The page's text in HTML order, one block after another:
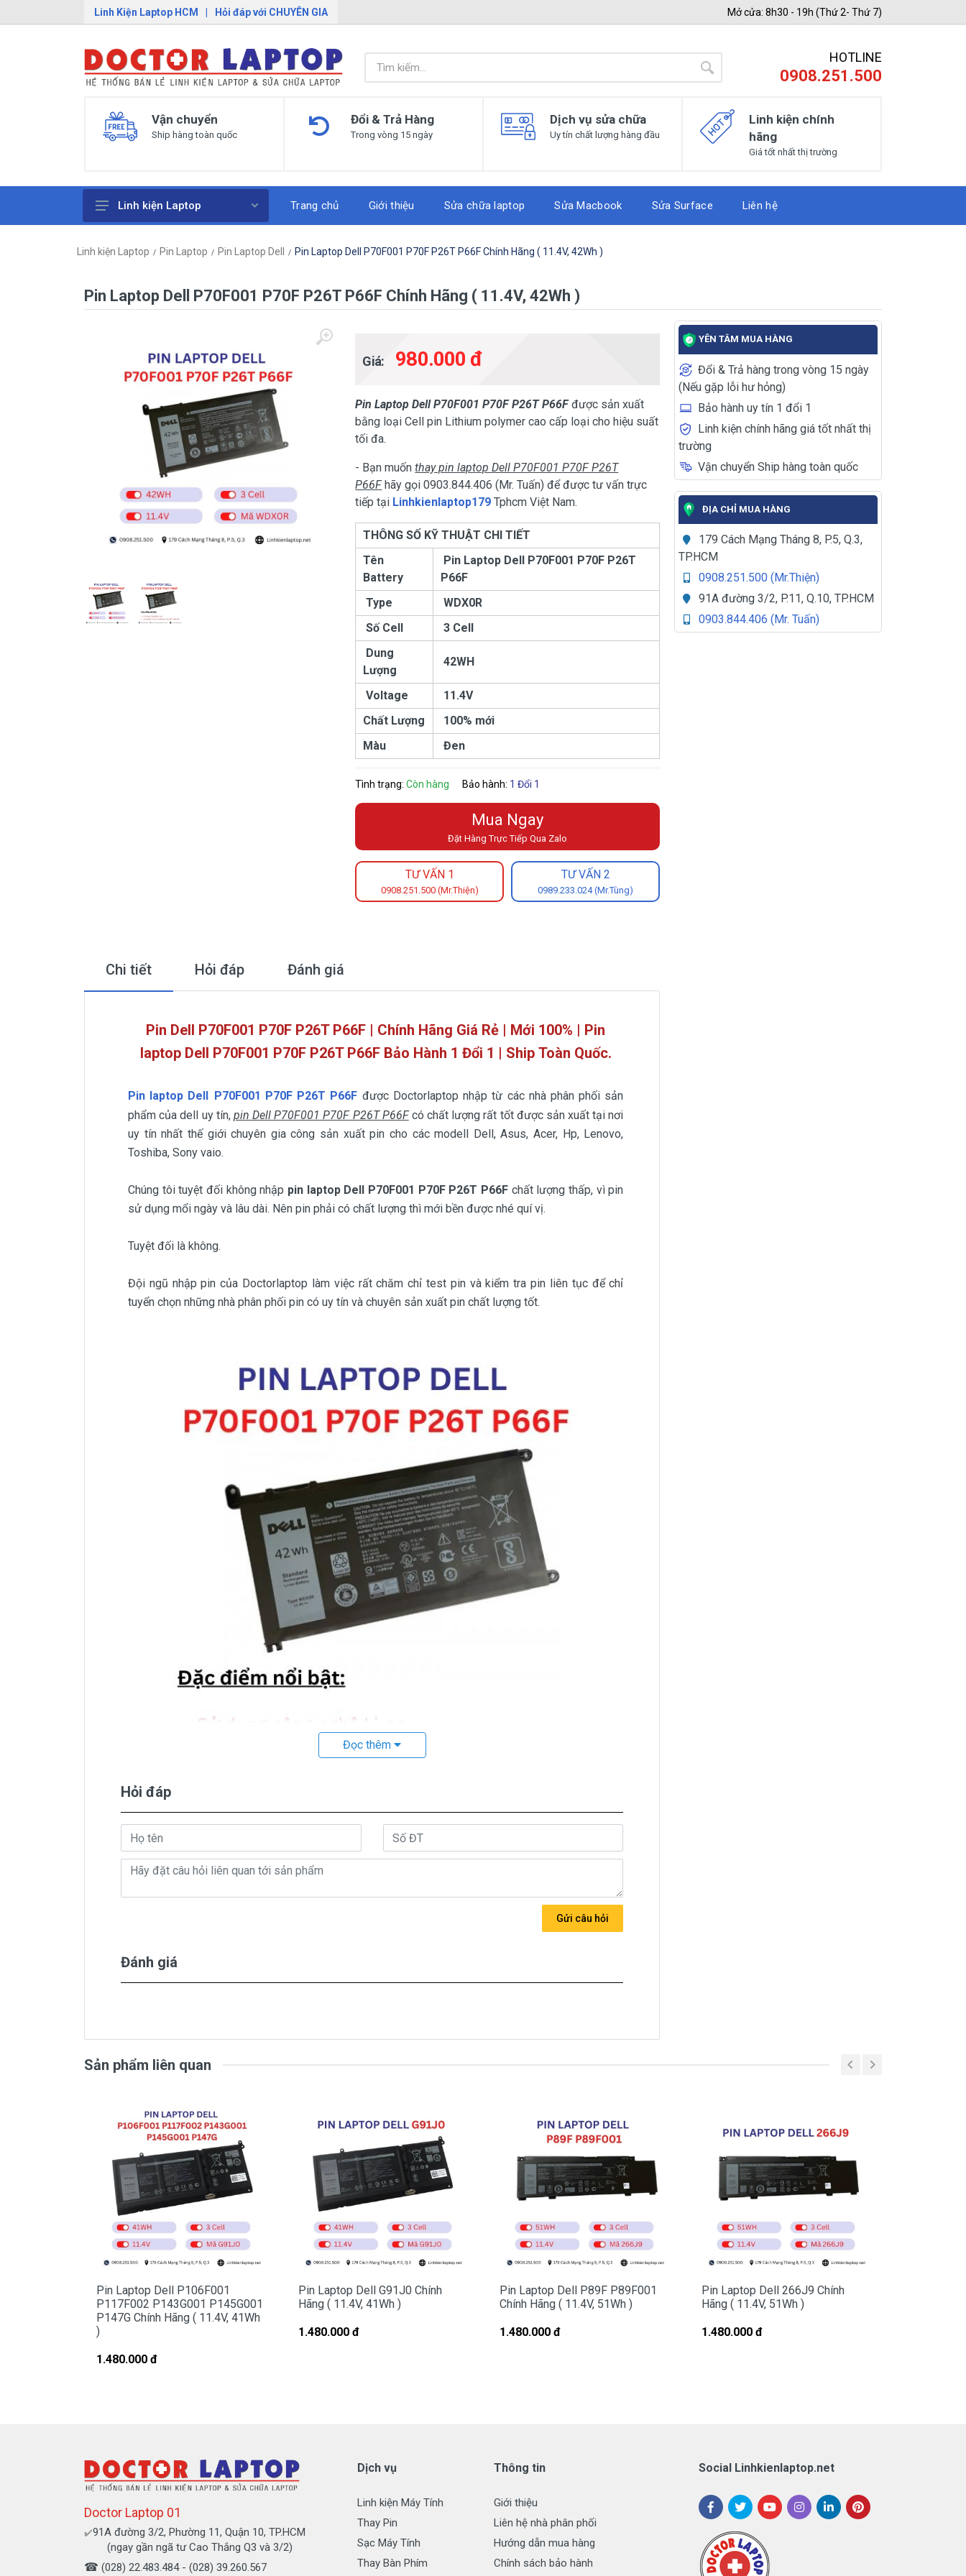
Linh Kiện Laptop HCM | Hỏi đáp với CHUYÊN GIA Mở cửa: 8h30 - 19h (Thứ 2- Thứ 7)
HOTLINE
0908.251.500
Vận chuyển
Ship hàng toàn quốc
Đổi & Trả Hàng
Trong vòng 15 ngày
Dịch vụ sửa chữa
Uy tín chất lượng hàng đầu
Linh kiện chính
hãng
Giá tốt nhất thị trường
Bàn Phím Laptop
Ổ cứng SSD laptop
Dịch vụ thay pin Surface chính
hãng, uy tín tại tphcm
Thay sạc Surface Pro
Quạt Laptop
Linh kiện Laptop Trang chủ Giới thiệu Sửa chữa laptop Sửa Macbook Sửa Surface Liên hệ
Linh kiện Laptop Pin Laptop Pin Laptop Dell Pin Laptop Dell P70F001 P70F P26T P66F Chính Hãng ( 11.4V, 42Wh )
Pin Laptop Dell P70F001 P70F P26T P66F Chính Hãng ( 11.4V, 42Wh )
Giá: 980.000 đ
Pin Laptop DellP70F001 P70F P26T P66F được sản xuất
bằng loại Cell pin Lithium polymer cao cấp loại cho hiệu suất
tối đa.
- Bạn muốnthay pin laptop Dell P70F001 P70F P26T
P66F hãy gọi 0903.844.406 (Mr. Tuấn) để được tư vấn trực
tiếp tại Linhkienlaptop179 Tphcm Việt Nam.
THÔNG SỐ KỸ THUẬT CHI TIẾT
Tên
Battery
Pin Laptop Dell P70F001 P70F P26T
P66F
Type
WDX0R
Số Cell
3 Cell
Dung
Lượng
42WH
Voltage
11.4V
Chất Lượng
100% mới
Màu
Đen
Tình trạng:Còn hàng Bảo hành: 1 Đổi 1
Mua Ngay
Đặt Hàng Trực Tiếp Qua Zalo
TƯ VẤN 1
0908.251.500 (Mr.Thiện)
TƯ VẤN 2
0989.233.024 (Mr.Tùng)
YÊN TÂM MUA HÀNG
Đổi & Trả hàng trong vòng 15 ngày
(Nếu gặp lỗi hư hỏng)
Bảo hành uy tín 1 đổi 1
Linh kiện chính hãng giá tốt nhất thị
trường
Vận chuyển Ship hàng toàn quốc
ĐỊA CHỈ MUA HÀNG
179 Cách Mạng Tháng 8, P.5, Q.3,
TP.HCM
0908.251.500 (Mr.Thiện)
91A đường 3/2, P.11, Q.10, TP.HCM
0903.844.406 (Mr. Tuấn)
Chi tiết Hỏi đáp Đánh giá
Pin Dell P70F001 P70F P26T P66F | Chính Hãng Giá Rẻ | Mới 100% | Pin
laptop Dell P70F001 P70F P26T P66F Bảo Hành 1 Đổi 1 | Ship Toàn Quốc.
Pin laptop Dell P70F001 P70F P26T P66F được Doctorlaptop nhập từ các nhà phân phối sản
phẩm của dell uy tín, pin Dell P70F001 P70F P26T P66F có chất lượng rất tốt được sản xuất tại nơi
uy tín nhất thế giới chuyên gia công sản xuất pin cho các modell Dell, Asus, Acer, Hp, Lenovo,
Toshiba, Sony vaio.
Chúng tôi tuyệt đối không nhập pin laptop Dell P70F001 P70F P26T P66F chất lượng thấp, vì pin
sử dụng mổi ngày và lâu dài. Nên pin phải có chất lượng thì mới bền được nhé quí vị.
Tuyệt đối là không.
Đội ngũ nhập pin của Doctorlaptop làm việc rất chăm chỉ test pin và kiểm tra pin liên tục để chỉ
tuyển chọn những nhà phân phối pin có uy tín và chuyên sản xuất pin chất lượng tốt.
Hình pin Dell P70F001 P70F P26T P66F
Pin Máy Tính Xách DellP70F001 P70F P26T P66FNhững Hư Hỏng
Dấu hiệu biết pin máy tính xách tay dell P70F001 P70F P26T P66F bị chai. mới cắm điện và
liên tục. pin báo đã đầy 100%. Báo pin chạy được 2 giờ.
- Nạp pin liên tục nhưng không thấy nhúc nhích gì vẫn 45% nạp cả tiếng mà ko lên được phần
Pin Dell Precision, Inspiron, Latitude, Vostro bị hư làm sao chúng ta nhận biết?
Có 3 cách để nhận biết pin dell P70F001 P70F P26T P66F bị hư
- Một là khi mở nút nguồn trước khi xuất hiện lo go Dell sẻ có dòng thông báo pin bị hư cần thay
pin.
- Hai là chúng ta rê con chuột vào biểu tượng cục pin phía dưới bên tay phải nếu thấy dòng
thông báo “ Need replace battery” là chúng ta biết pin laptop Dell của chúng ta bị hư.
- Ba là ngay đèn tín hiệu của cục pin sẻ chuyển sang màu cam.
Hình nhận biết pin dell P70F001 P70F P26T P66F bi hư
P70F001 P70F P26T P66F tai sao hư
Battery dell P70F001 P70F P26T P66F bị hư tại sao nó hư, có 2 nguyên nhân sau đây.
Sử Dung Pin Như Thế Nào Mới Đúng ===>
P70F001 P70F P26T P66F ở đâu tại tphcm
Tai tphcm nếu pin của các bạn bị hư, các bạn có thể đến Doctorlaptop Tại Tphcm để mua.
Đọc thêm
Hỏi đáp
Gửi câu hỏi
Đánh giá
Sản phẩm liên quan
Pin Laptop Dell P106F001
P117F002 P143G001 P145G001
P147G Chính Hãng ( 11.4V, 41Wh
)
1.480.000 đ
Pin Laptop Dell G91J0 Chính
Hãng ( 11.4V, 41Wh )
1.480.000 đ
Pin Laptop Dell P89F P89F001
Chính Hãng ( 11.4V, 51Wh )
1.480.000 đ
Pin Laptop Dell 266J9 Chính
Hãng ( 11.4V, 51Wh )
1.480.000 đ
Doctor Laptop 01
✔️91A đường 3/2, Phường 11, Quận 10, TP.HCM
(ngay gần ngã tư Cao Thắng Q3 và 3/2)
☎ (028) 22.483.484 - (028) 39.260.567
Dịch vụ
Linh kiện Máy Tính
Thay Pin
Sạc Máy Tính
Thay Bàn Phím
Thông tin
Giới thiệu
Liên hệ nhà phân phối
Hướng dẫn mua hàng
Chính sách bảo hành
Social Linhkienlaptop.net